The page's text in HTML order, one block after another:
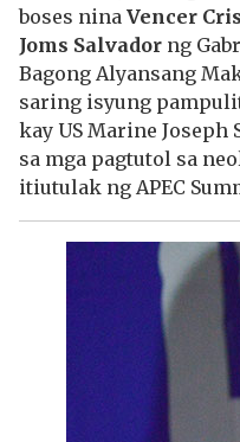
boses nina Vencer
Joms Salvador ng
Bagong Alyansang
saring isyung
kay US Marine Joseph
sa mga pagtutol sa
itiutulak ng APEC